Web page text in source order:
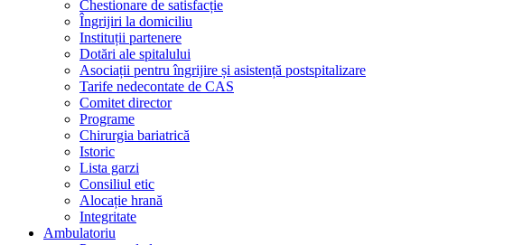
Chestionare de satisfacție
Îngrijiri la domiciliu
Instituții partenere
Dotări ale spitalului
Asociații pentru îngrijire și asistență postspitalizare
Tarife nedecontate de CAS
Comitet director
Programe
Chirurgia bariatrică
Istoric
Lista garzi
Consiliul etic
Alocație hrană
Integritate
Ambulatoriu